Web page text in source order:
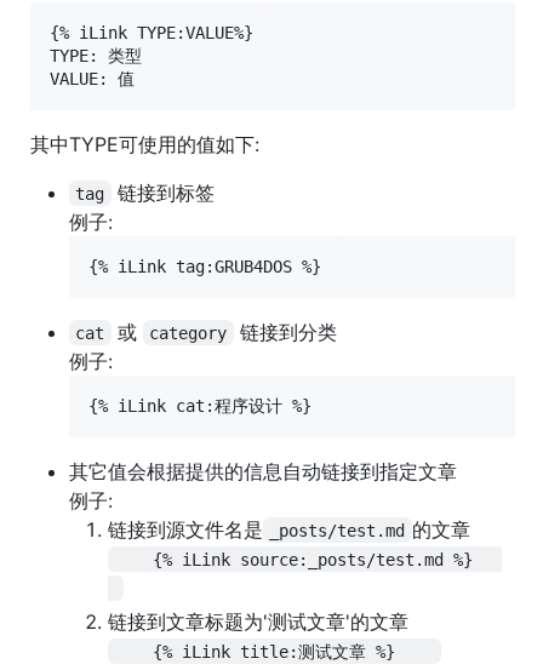
{% iLink TYPE:VALUE%}
TYPE: 类型
其中TYPE可使用的值如下:
tag
链接到标签
例子:
cat 或 category
链接到分类
例子:
其它值会根据提供的信息自动链接到指定文章
例子:
链接到源文件名是
_posts/test.md 的文章
链接到文章标题为'测试文章'的文章
    {% iLink title:测试文章 %}